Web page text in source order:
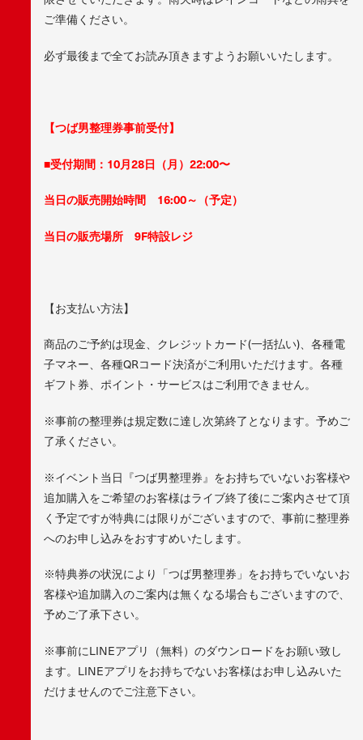
ご準備ください。
必ず最後まで全てお読み頂きますようお願いいたします。
【つば男整理券事前受付】
■受付期間：10月28日（月）22:00〜
当日の販売開始時間 16:00～（予定）
当日の販売場所 9F特設レジ
【お支払い方法】
商品のご予約は現金、クレジットカード(一括払い)、各種電
子マネー、各種QRコード決済がご利用いただけます。各種
ギフト券、ポイント・サービスはご利用できません。
※事前の整理券は規定数に達し次第終了となります。予めご
了承ください。
※イベント当日『つば男整理券』をお持ちでいないお客様や
追加購入をご希望のお客様はライブ終了後にご案内させて頂
く予定ですが特典には限りがございますので、事前に整理券
へのお申し込みをおすすめいたします。
※特典券の状況により「つば男整理券」をお持ちでいないお
客様や追加購入のご案内は無くなる場合もございますので、
予めご了承下さい。
※事前にLINEアプリ（無料）のダウンロードをお願い致し
ます。LINEアプリをお持ちでないお客様はお申し込みいた
だけませんのでご注意下さい。